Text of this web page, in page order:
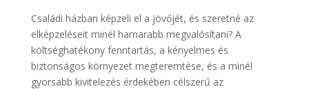
Családi házban képzeli el a jövőjét, és szeretné az
elképzeléseit minél hamarabb megvalósítani? A
költséghatékony fenntartás, a kényelmes és
biztonságos környezet megteremtése, és a minél
gyorsabb kivitelezés érdekében célszerű az